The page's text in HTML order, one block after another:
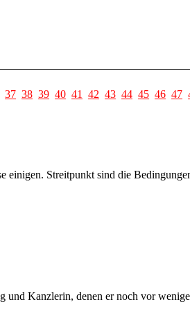
37 38 39 40 41 42 43 44 45 46 47
einigen. Streitpunkt sind die
und Kanzlerin, denen er noch vor